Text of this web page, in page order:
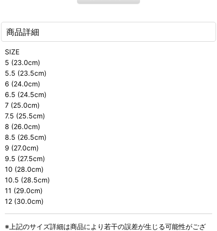
商品詳細
SIZE
5 (23.0cm)
5.5 (23.5cm)
6 (24.0cm)
6.5 (24.5cm)
7 (25.0cm)
7.5 (25.5cm)
8 (26.0cm)
8.5 (26.5cm)
9 (27.0cm)
9.5 (27.5cm)
10 (28.0cm)
10.5 (28.5cm)
11 (29.0cm)
12 (30.0cm)
※上記のサイズ詳細は商品により若干の誤差が生じる可能性がござ